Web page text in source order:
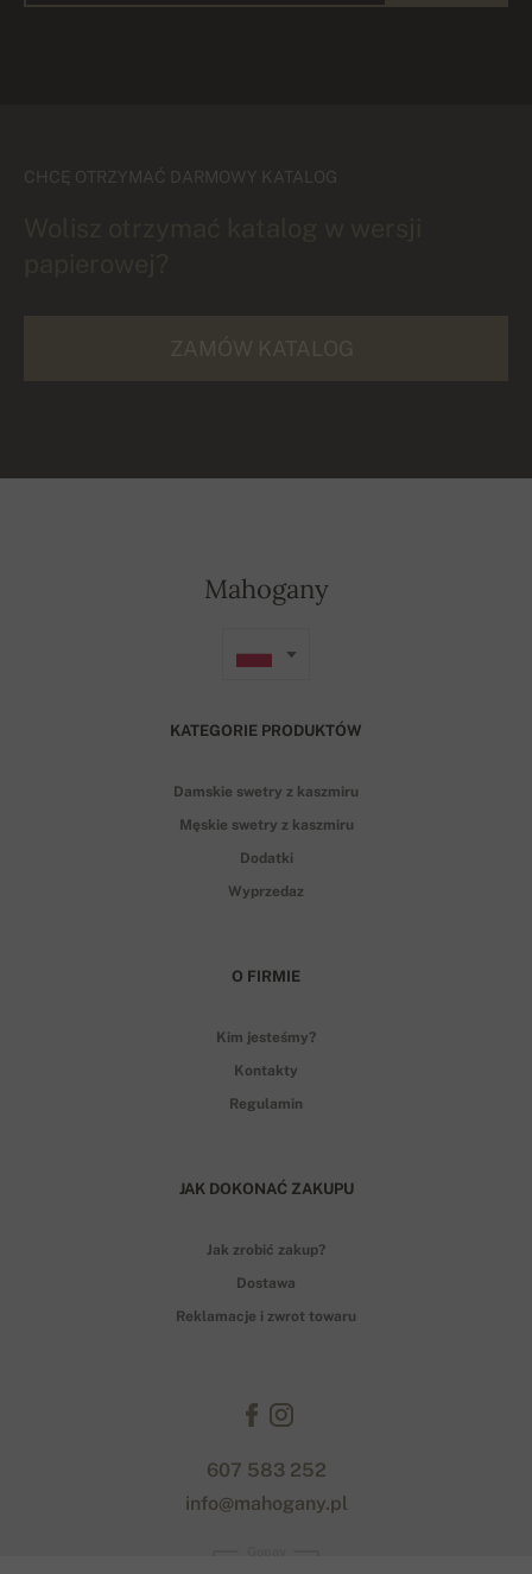
CHCĘ OTRZYMAĆ DARMOWY KATALOG
Mahogany
KATEGORIE PRODUKTÓW
Damskie swetry z kaszmiru
Męskie swetry z kaszmiru
Dodatki
Wyprzedaz
O FIRMIE
Kim jesteśmy?
Kontakty
Regulamin
JAK DOKONAĆ ZAKUPU
Jak zrobić zakup?
Dostawa
Reklamacje i zwrot towaru
607 583 252
info@mahogany.pl